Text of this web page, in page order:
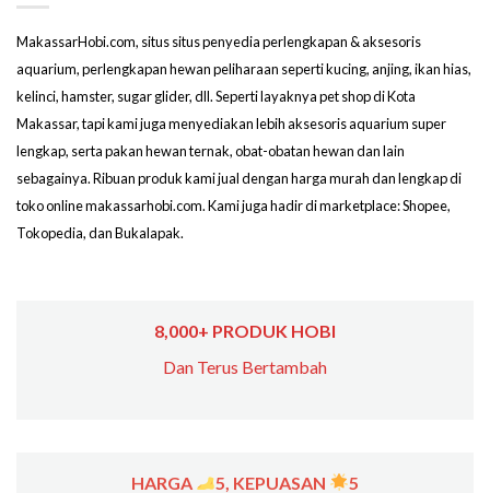
MakassarHobi.com, situs situs penyedia perlengkapan & aksesoris
aquarium, perlengkapan hewan peliharaan seperti kucing, anjing, ikan hias,
kelinci, hamster, sugar glider, dll. Seperti layaknya pet shop di Kota
Makassar, tapi kami juga menyediakan lebih aksesoris aquarium super
lengkap, serta pakan hewan ternak, obat-obatan hewan dan lain
sebagainya. Ribuan produk kami jual dengan harga murah dan lengkap di
toko online makassarhobi.com. Kami juga hadir di marketplace: Shopee,
Tokopedia, dan Bukalapak.
8,000+ PRODUK HOBI
Dan Terus Bertambah
HARGA 5, KEPUASAN 5